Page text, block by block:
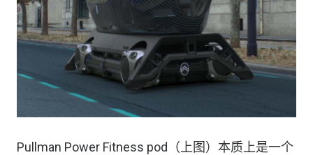
Pullman Power Fitness pod（上图）本质上是一个